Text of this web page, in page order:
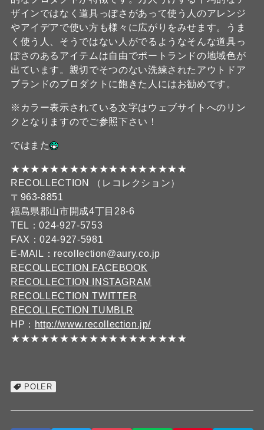
ザインではなく道具っぽさがあって使う人のアレンジ
やアイデアで使い方も様々に広がりをみせます。うま
く使う人、そうではない人がでるようなそんな道具っ
ぽさのあるアイテムは自由でポートランドの地域色が
出ています。親切でそつのない洗練されたアウトドア
ブランドのプロダクトに飽きた人にはお勧めです。
※カラー表示されている文字はウェブサイトへのリン
クとなりますのでご参照下さい！
ではまた
★★★★★★★★★★★★★★★★★★
RECOLLECTION （レコレクション）
〒963-8851
福島県郡山市開成4丁目28-6
TEL：024-927-5753
FAX：024-927-5981
E-MAIL：recollection@aury.co.jp
RECOLLECTION FACEBOOK
RECOLLECTION INSTAGRAM
RECOLLECTION TWITTER
RECOLLECTION TUMBLR
HP： http://www.recollection.jp/
★★★★★★★★★★★★★★★★★★
POLER